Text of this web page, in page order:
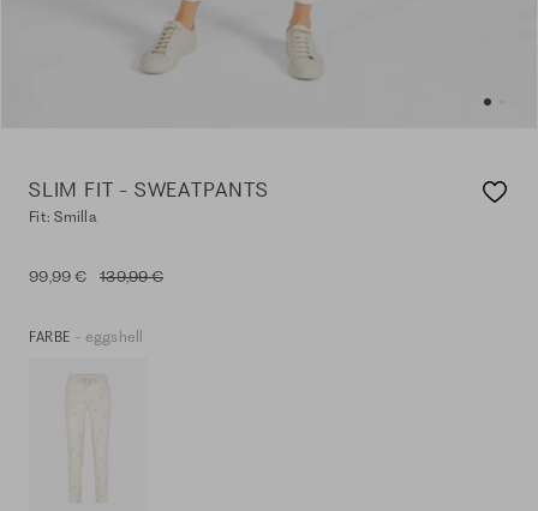
SLIM FIT - SWEATPANTS
Fit: Smilla
99,99 € 139,99 €
FARBE - eggshell